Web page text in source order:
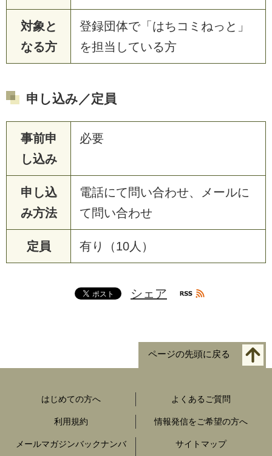
対象と
なる方
登録団体で「はちコミねっと」
を担当している方
申し込み／定員
事前申
し込み
必要
申し込
み方法
電話にて問い合わせ、メールに
て問い合わせ
定員 有り（10人）
シェア
ページの先頭に戻る
はじめての方へ よくあるご質問
利用規約 情報発信をご希望の方へ
メールマガジンバックナンバ
サイトマップ